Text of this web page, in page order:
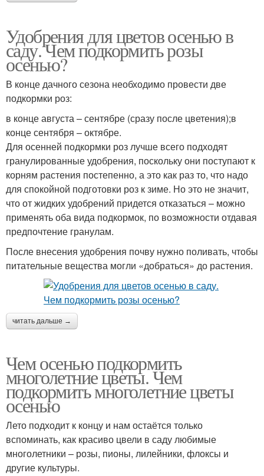
Удобрения для цветов осенью в
саду. Чем подкормить розы
осенью?
В конце дачного сезона необходимо провести две
подкормки роз:
в конце августа – сентябре (сразу после цветения);в
конце сентября – октябре.
Для осенней подкормки роз лучше всего подходят
гранулированные удобрения, поскольку они поступают к
корням растения постепенно, а это как раз то, что надо
для спокойной подготовки роз к зиме. Но это не значит,
что от жидких удобрений придется отказаться – можно
применять оба вида подкормок, по возможности отдавая
предпочтение гранулам.
После внесения удобрения почву нужно поливать, чтобы
питательные вещества могли «добраться» до растения.
читать дальше →
Чем осенью подкормить
многолетние цветы. Чем
подкормить многолетние цветы
осенью
Лето подходит к концу и нам остаётся только
вспоминать, как красиво цвели в саду любимые
многолетники – розы, пионы, лилейники, флоксы и
другие культуры.